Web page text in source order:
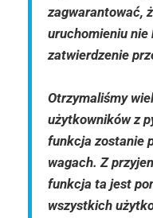
zagwarantować,
uruchomieniu nie
zatwierdzenie
Otrzymaliśmy
użytkowników z
funkcja zostanie
wagach. Z
funkcja ta jest
wszystkich